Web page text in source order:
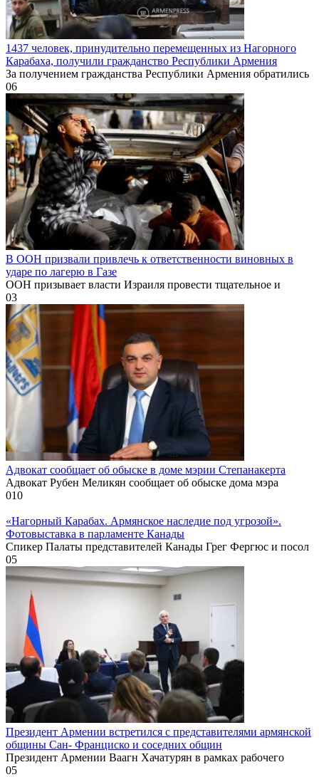
1437 человек, принудительно перемещенных из Нагорного
Карабаха, получили гражданство Республики Армения
За получением гражданства Республики Армения обратились
06
В ООН призвали привлечь к ответственности виновных в
ударе по лагерю в Газе
ООН призывает власти Израиля провести тщательное и
03
Адвокат сообщает об обыске в доме мэрии Степанакерта
Адвокат Рубен Меликян сообщает об обыске дома мэра
010
«Нагорный Карабах. Армянское наследие под угрозой».
Фотовыставка в парламенте Канады
Спикер Палаты представителей Канады Грег Фергюс и посол
05
Президент Армении встретился с представителями армянской
общины Сан- Франциско и соседних общин
Президент Армении Ваагн Хачатурян в рамках рабочего
05